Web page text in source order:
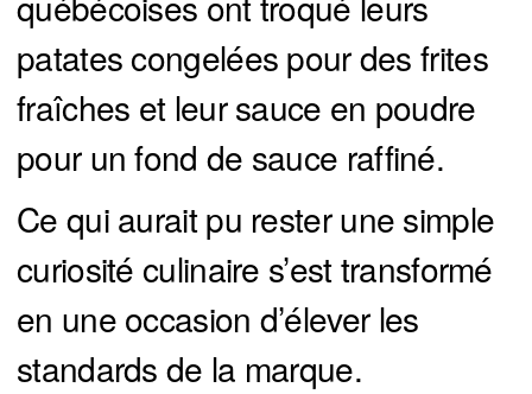
patates congelées pour des frites
fraîches et leur sauce en poudre
pour un fond de sauce raffiné.
Ce qui aurait pu rester une simple
curiosité culinaire s’est transformé
en une occasion d’élever les
standards de la marque.